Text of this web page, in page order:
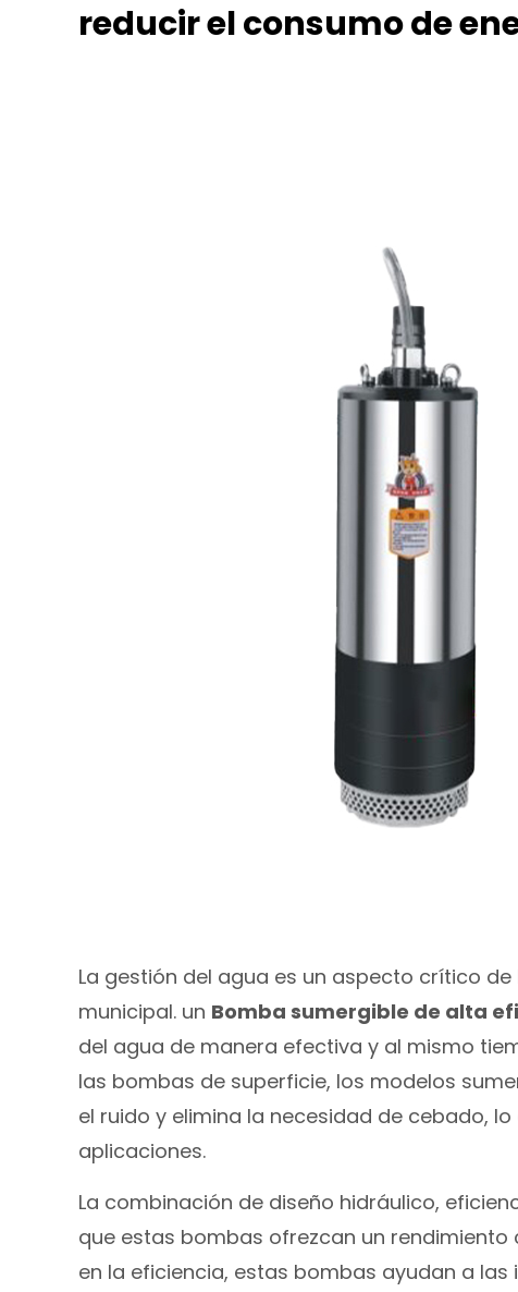
reducir el consumo de
La gestión del agua es un aspecto crítico
municipal. un Bomba sumergible de alta
del agua de manera efectiva y al mismo
las bombas de superficie, los modelos
el ruido y elimina la necesidad de cebado,
aplicaciones.
La combinación de diseño hidráulico,
que estas bombas ofrezcan un
en la eficiencia, estas bombas ayudan a